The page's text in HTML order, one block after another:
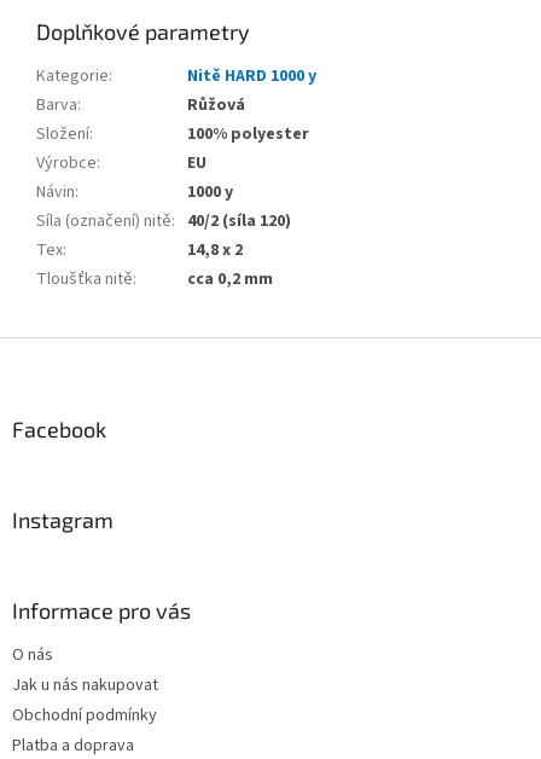
Doplňkové parametry
Kategorie:
Nitě HARD 1000 y
Barva:
Růžová
Složení:
100% polyester
Výrobce:
EU
Návin:
1000 y
Síla (označení) nitě: 40/2 (síla 120)
Tex:
14,8 x 2
Tloušťka nitě: cca 0,2 mm
Facebook
Instagram
Informace pro vás
O nás
Jak u nás nakupovat
Obchodní podmínky
Platba a doprava